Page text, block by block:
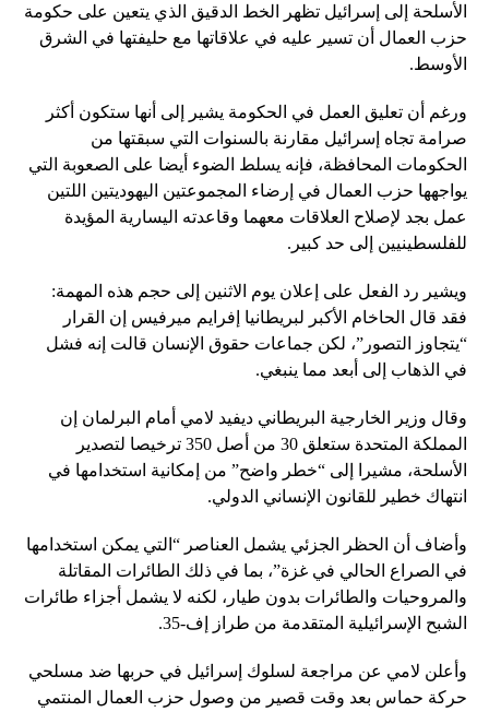
الأسلحة إلى إسرائيل تظهر الخط الدقيق الذي يتعين على حكومة
حزب العمال أن تسير عليه في علاقاتها مع حليفتها في الشرق
الأوسط.
ورغم أن تعليق العمل في الحكومة يشير إلى أنها ستكون أكثر
صرامة تجاه إسرائيل مقارنة بالسنوات التي سبقتها من
الحكومات المحافظة، فإنه يسلط الضوء أيضا على الصعوبة التي
يواجهها حزب العمال في إرضاء المجموعتين اليهوديتين اللتين
عمل بجد لإصلاح العلاقات معهما وقاعدته اليسارية المؤيدة
للفلسطينيين إلى حد كبير.
ويشير رد الفعل على إعلان يوم الاثنين إلى حجم هذه المهمة:
فقد قال الحاخام الأكبر لبريطانيا إفرايم ميرفيس إن القرار
“يتجاوز التصور”، لكن جماعات حقوق الإنسان قالت إنه فشل
في الذهاب إلى أبعد مما ينبغي.
وقال وزير الخارجية البريطاني ديفيد لامي أمام البرلمان إن
المملكة المتحدة ستعلق 30 من أصل 350 ترخيصا لتصدير
الأسلحة، مشيرا إلى “خطر واضح” من إمكانية استخدامها في
انتهاك خطير للقانون الإنساني الدولي.
وأضاف أن الحظر الجزئي يشمل العناصر “التي يمكن استخدامها
في الصراع الحالي في غزة”، بما في ذلك الطائرات المقاتلة
والمروحيات والطائرات بدون طيار، لكنه لا يشمل أجزاء طائرات
الشبح الإسرائيلية المتقدمة من طراز إف-35.
وأعلن لامي عن مراجعة لسلوك إسرائيل في حربها ضد مسلحي
حركة حماس بعد وقت قصير من وصول حزب العمال المنتمي